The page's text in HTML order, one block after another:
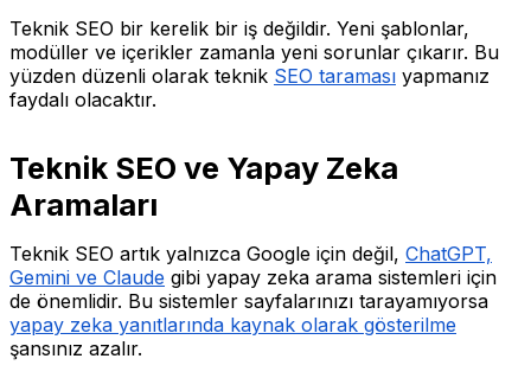
Teknik SEO bir kerelik bir iş değildir. Yeni şablonlar,
modüller ve içerikler zamanla yeni sorunlar çıkarır. Bu
yüzden düzenli olarak teknik SEO taraması yapmanız
faydalı olacaktır.
Teknik SEO ve Yapay Zeka
Aramaları
Teknik SEO artık yalnızca Google için değil, ChatGPT,
Gemini ve Claude gibi yapay zeka arama sistemleri için
de önemlidir. Bu sistemler sayfalarınızı tarayamıyorsa
yapay zeka yanıtlarında kaynak olarak gösterilme
şansınız azalır.